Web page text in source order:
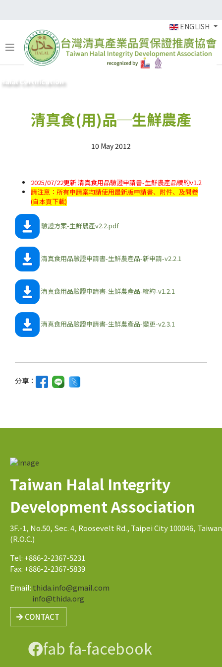
ENGLISH
Halal Certification
清真食(用)品─生鮮農產
10 May 2012
2025/07/22更新 清真食用品驗證申請書-生鮮農產品續約v1.2
請注意：所有申請案均請使用最新版申請書、附件、及問卷
(自本頁下載)
驗證方案-生鮮農產v2.2.pdf
清真食用品驗證申請書-生鮮農產品-新申請-v2.2.1
清真食用品驗證申請書-生鮮農產品-續約-v1.2.1
清真食用品驗證申請書-生鮮農產品-變更-v2.3.1
分享：
Taiwan Halal Integrity
Development Association
3F.-1, No.50, Sec. 4, Roosevelt Rd., Taipei City 100046, Taiwan
(R.O.C.)
Tel: +886-2-2367-5231
Fax: +886-2-2367-5839
Email: thida.info@gmail.com
info@thida.org
CONTACT
fab fa-facebook